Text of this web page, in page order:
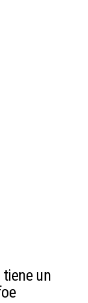
tiene un